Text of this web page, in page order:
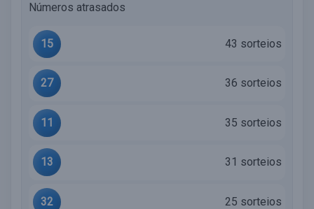
Números atrasados
15 43 sorteios
27 36 sorteios
11 35 sorteios
13 31 sorteios
32 25 sorteios